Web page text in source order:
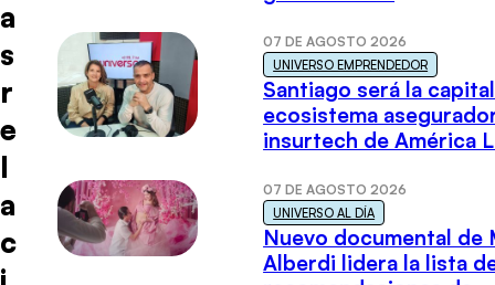
a
s
r
e
l
a
c
07 DE AGOSTO 2026
UNIVERSO EMPRENDEDOR
Santiago será la
ecosistema
insurtech de América
07 DE AGOSTO 2026
UNIVERSO AL DÍA
Nuevo documental de
Alberdi lidera la lista